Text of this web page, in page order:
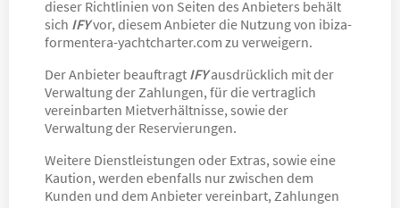
dieser Richtlinien von Seiten des Anbieters behält
sich IFYvor, diesem Anbieter die Nutzung von ibiza-
formentera-yachtcharter.com zu verweigern.
Der Anbieter beauftragt IFYausdrücklich mit der
Verwaltung der Zahlungen, für die vertraglich
vereinbarten Mietverhältnisse, sowie der
Verwaltung der Reservierungen.
Weitere Dienstleistungen oder Extras, sowie eine
Kaution, werden ebenfalls nur zwischen dem
Kunden und dem Anbieter vereinbart, Zahlungen